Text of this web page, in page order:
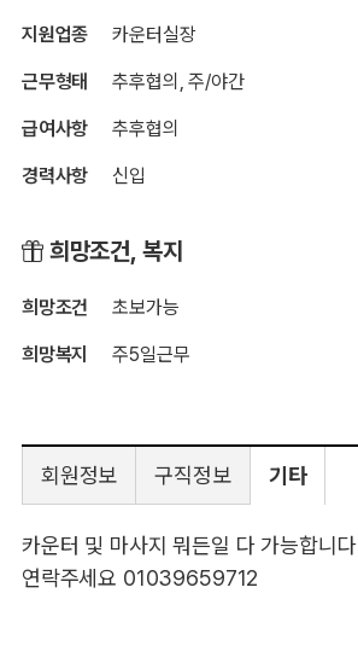
지원업종 카운터실장
근무형태 추후협의, 주/야간
급여사항 추후협의
경력사항 신입
희망조건, 복지
희망조건 초보가능
희망복지 주5일근무
회원정보 구직정보 기타
카운터 및 마사지 뭐든일 다 가능합니다
연락주세요 01039659712